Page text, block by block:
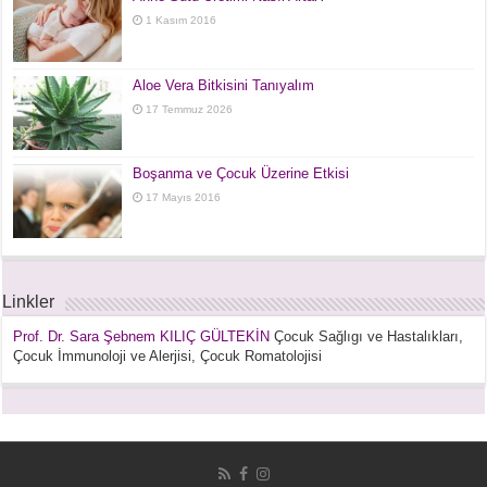
1 Kasım 2016
Aloe Vera Bitkisini Tanıyalım
17 Temmuz 2026
Boşanma ve Çocuk Üzerine Etkisi
17 Mayıs 2016
Linkler
Prof. Dr. Sara Şebnem KILIÇ GÜLTEKİN Çocuk Sağlıgı ve Hastalıkları,
Çocuk İmmunoloji ve Alerjisi, Çocuk Romatolojisi